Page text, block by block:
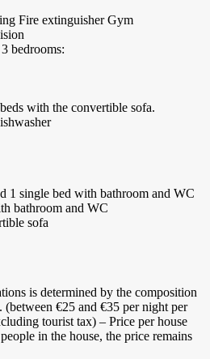
Fire extinguisher Gym
bedrooms:
with the convertible sofa.
1 single bed with bathroom and WC
bathroom and WC
sofa
is determined by the composition
(between €25 and €35 per night per
tourist tax) – Price per house
in the house, the price remains